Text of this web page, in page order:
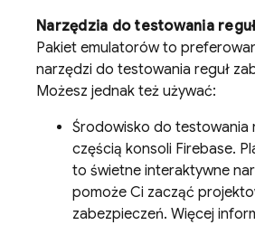
Narzędzia do testowania
Pakiet emulatorów to
narzędzi do testowania reguł
Możesz jednak też używać:
Środowisko do testowania
częścią konsoli Firebase.
to świetne interaktywne
pomoże Ci zacząć
zabezpieczeń. Więcej